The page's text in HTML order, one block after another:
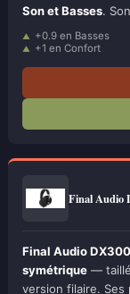
Son et Basses.
+0.9 en Basses
+1 en Confort
Final Audio
Final Audio
symétrique —
version filaire.